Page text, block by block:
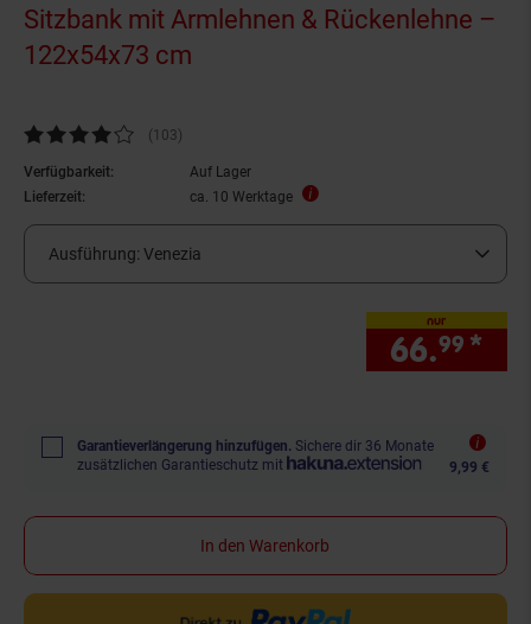
Sitzbank mit Armlehnen & Rückenlehne –
122x54x73 cm
Kundenbewertung: 4,08 von 5 Sternen
(103Kundenbewertungen
)
Verfügbarkeit:
Auf Lager
Lieferzeit:
ca. 10 Werktage
Ausführung: Venezia
nur
66.99 *
Garantieverlängerung hinzufügen. Sichere dir 36 Monate
zusätzlichen Garantieschutz mit
9,99 €
In den Warenkorb